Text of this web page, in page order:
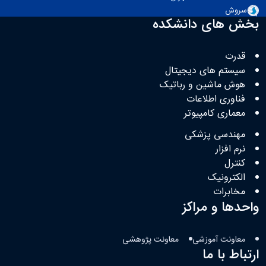
سروش
بخش های دانشکده
قدرت
سیستم های دیجیتال
هوش ماشین و رباتیک
فناوری اطلاعات
معماری کامپیوتر
مهندسی پزشکی
نرم افزار
کنترل
الکترونیک
مخابرات
واحدها و مراکز
معاونت آموزشی معاونت پژوهشی
ارتباط با ما